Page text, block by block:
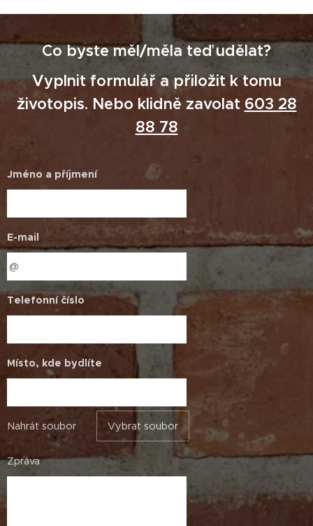
Co byste měl/měla teď udělat?
Vyplnit formulář a přiložit k tomu
životopis. Nebo klidně zavolat 603 28
88 78
Jméno a příjmení
E-mail
Telefonní číslo
Místo, kde bydlíte
Nahrát soubor Vybrat soubor
Zpráva